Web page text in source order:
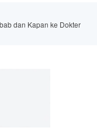
dan Kapan ke Dokter